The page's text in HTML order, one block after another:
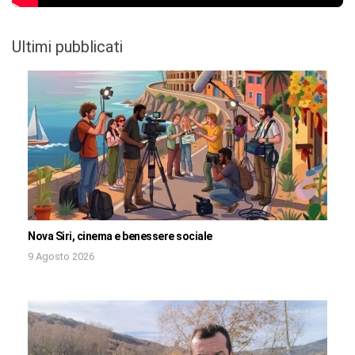
Ultimi pubblicati
Nova Siri, cinema e benessere sociale
9 Agosto 2026